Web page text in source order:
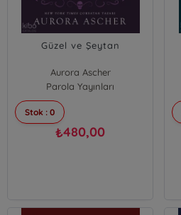
Güzel ve Şeytan
Aurora Ascher
Parola Yayınları
Stok : 0
₺480,00